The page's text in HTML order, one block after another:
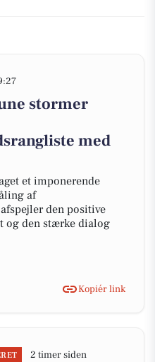
stormer
med
et imponerende
af
den positive
og den stærke dialog
Kopiér link
2 timer siden